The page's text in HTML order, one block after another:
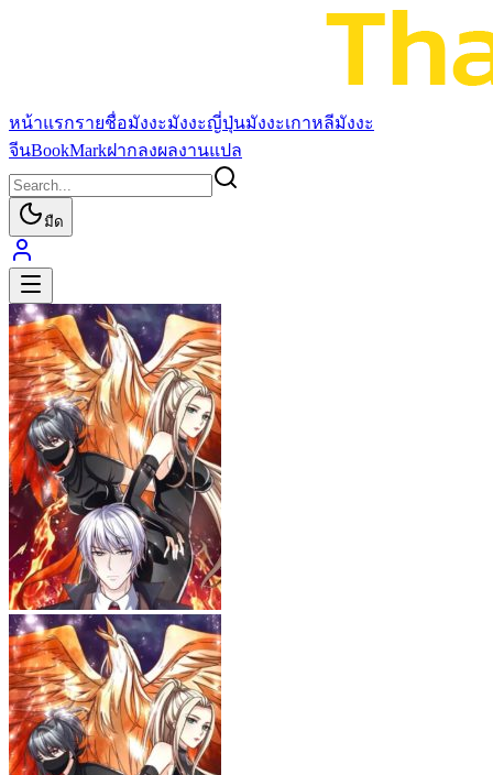
หน้าแรกรายชื่อมังงะมังงะญี่ปุ่นมังงะเกาหลีมังงะ
จีนBookMarkฝากลงผลงานแปล
มืด